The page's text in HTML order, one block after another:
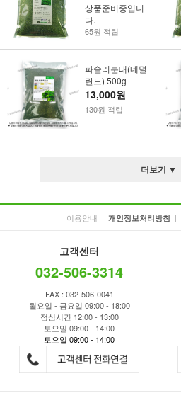
상품준비중입니
다.
65원 적립
파슬리분태(네덜
란드) 500g
13,000원
130원 적립
더보기 ▼
이용안내 | 개인정보처리방침 |
고객센터
032-506-3314
FAX : 032-506-0041
월요일 - 금요일 09:00 - 18:00
점심시간 12:00 - 13:00
토요일 09:00 - 14:00
토요일 09:00 - 14:00